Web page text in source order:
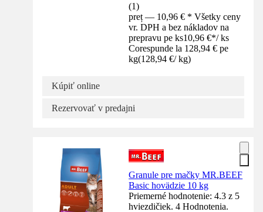
(1)
preț — 10,96 € * Všetky ceny
vr. DPH a bez nákladov na
prepravu pe ks10,96 €*/ ks
Corespunde la 128,94 € pe
kg(128,94 €/ kg)
Kúpiť online
Rezervovať v predajni
Granule pre mačky MR.BEEF
Basic hovädzie 10 kg
Priemerné hodnotenie: 4.3 z 5
hviezdičiek. 4 Hodnotenia.